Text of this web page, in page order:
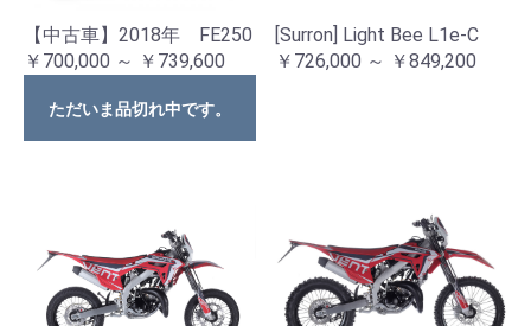
【中古車】2018年 FE250
￥700,000 ～ ￥739,600
ただいま品切れ中です。
[Surron] Light Bee L1e-C
￥726,000 ～ ￥849,200